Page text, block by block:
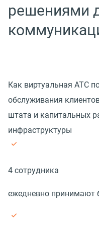
решениями
Как виртуальная АТС
обслуживания
штата и капитальных
инфраструктуры
4 сотрудника
ежедневно принимают